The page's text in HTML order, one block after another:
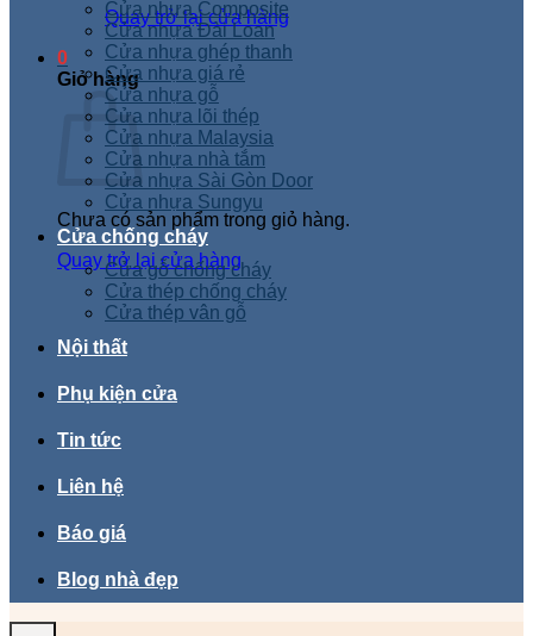
Quay trở lại cửa hàng
0
Giỏ hàng
Chưa có sản phẩm trong giỏ hàng.
Quay trở lại cửa hàng
Cửa nhựa Composite
Cửa nhựa Đài Loan
Cửa nhựa ghép thanh
Cửa nhựa giá rẻ
Cửa nhựa gỗ
Cửa nhựa lõi thép
Cửa nhựa Malaysia
Cửa nhựa nhà tắm
Cửa nhựa Sài Gòn Door
Cửa nhựa Sungyu
Cửa chống cháy
Cửa gỗ chống cháy
Cửa thép chống cháy
Cửa thép vân gỗ
Nội thất
Phụ kiện cửa
Tin tức
Liên hệ
Báo giá
Blog nhà đẹp